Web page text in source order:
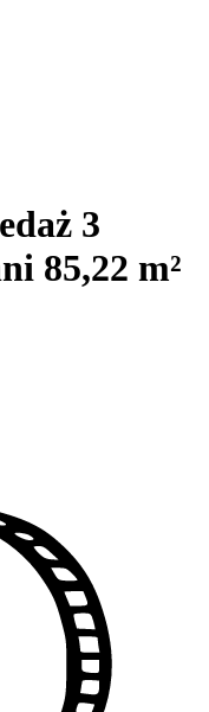
3
85,22 m²